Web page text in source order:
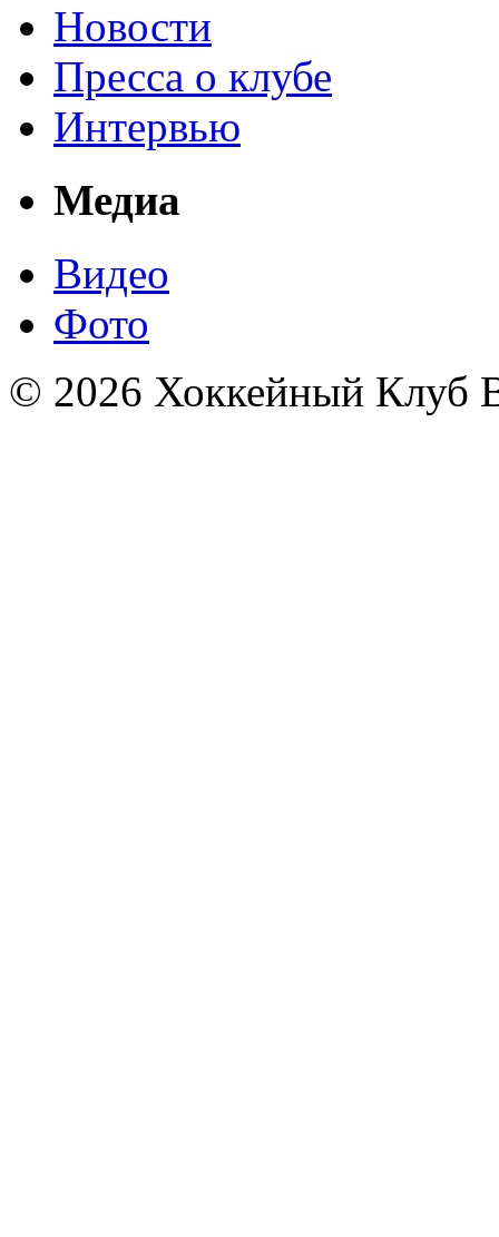
Новости
Пресса о клубе
Интервью
Медиа
Видео
Фото
© 2026 Хоккейный Клуб